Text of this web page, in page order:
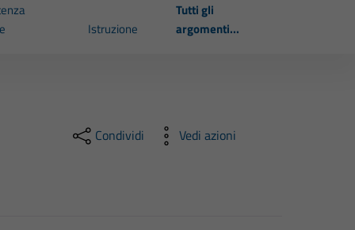
Istruzione
Tutti gli
argomenti...
Condividi Vedi azioni